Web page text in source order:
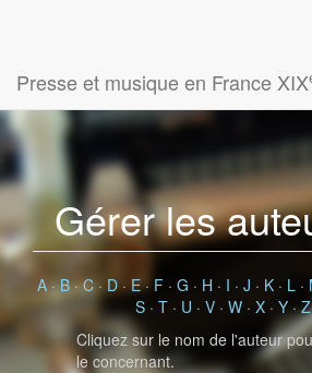
Presse et musique en France XIX
Gérer les
A·B·C · D·E· F · G · H · I · J · K · L ·
S· T· U · V· W· X· Y·Z
Cliquez sur le nom de l'auteur
le concernant.